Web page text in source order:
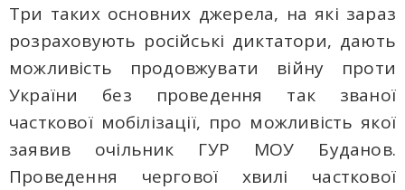
Три таких основних джерела, на які зараз
розраховують російські диктатори, дають
можливість продовжувати війну проти
України без проведення так званої
часткової мобілізації, про можливість якої
заявив очільник ГУР МОУ Буданов.
Проведення чергової хвилі часткової